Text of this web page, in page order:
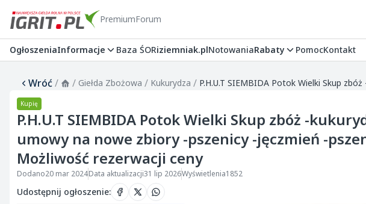
PremiumForum
OgłoszeniaInformacje Baza ŚORiziemniak.plNotowaniaRabaty PomocKontakt
Wróć/ / Giełda Zbożowa / Kukurydza /
Kupię
P.H.U.T SIEMBIDA Potok Wielki Skup zbóż -
umowy na nowe zbiory -pszenicy -jęczmień -
Możliwość rezerwacji ceny
Dodano20 mar 2024Data aktualizacji31 lip 2026Wyświetlenia1852
Udostępnij ogłoszenie: